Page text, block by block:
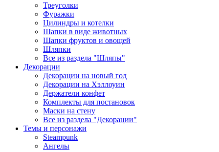
Треуголки
Фуражки
Цилиндры и котелки
Шапки в виде животных
Шапки фруктов и овощей
Шляпки
Все из раздела "Шляпы"
Декорации
Декорации на новый год
Декорации на Хэллоуин
Держатели конфет
Комплекты для постановок
Маски на стену
Все из раздела "Декорации"
Темы и персонажи
Steampunk
Ангелы